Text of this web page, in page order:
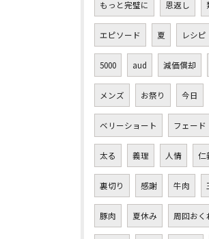
もっと完璧に 恩返し
エピソード 夏 レシピ
5000 aud 減価償却
メンズ お祭り 今日
ベリーショート フェード
太る 義理 人情 仁
裏切り 感謝 牛肉
豚肉 夏休み 周回おく